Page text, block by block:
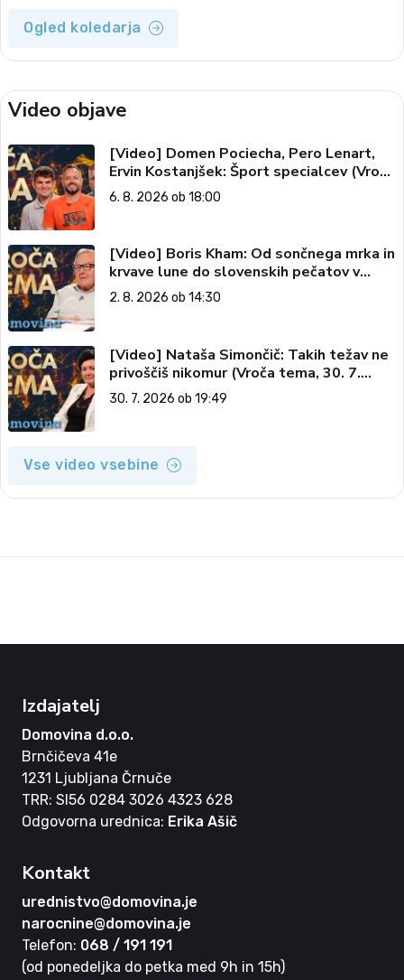
Ogled koledarja
Video objave
[Video] Domen Pociecha, Pero Lenart,
Ervin Kostanjšek: Šport specialcev (Vroča
tema, 6. 8. 2026)
6. 8. 2026 ob 18:00
[Video] Boris Kham: Od sončnega mrka in
krvave lune do slovenskih pečatov v
vesolju (Vroča tema, 2. 8. 2026)
2. 8. 2026 ob 14:30
[Video] Nataša Simončič: Takih težav ne
privoščiš nikomur (Vroča tema, 30. 7.
2026)
30. 7. 2026 ob 19:49
Vse video vsebine
Izdajatelj
Domovina d.o.o.
Brnčičeva 41e
1231 Ljubljana Črnuče
TRR: SI56 0284 3026 4323 628
Odgovorna urednica: Erika Ašič
Kontakt
urednistvo@domovina.je
narocnine@domovina.je
Telefon: 068 / 191 191
(od ponedeljka do petka med 9h in 15h)